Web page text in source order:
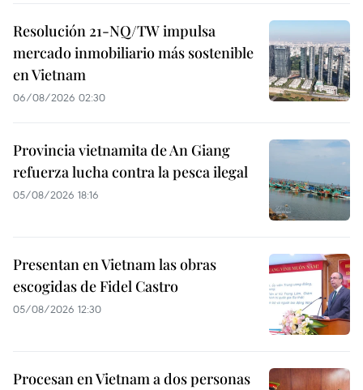
Resolución 21-NQ/TW impulsa
mercado inmobiliario más sostenible
en Vietnam
06/08/2026 02:30
Provincia vietnamita de An Giang
refuerza lucha contra la pesca ilegal
05/08/2026 18:16
Presentan en Vietnam las obras
escogidas de Fidel Castro
05/08/2026 12:30
Procesan en Vietnam a dos personas